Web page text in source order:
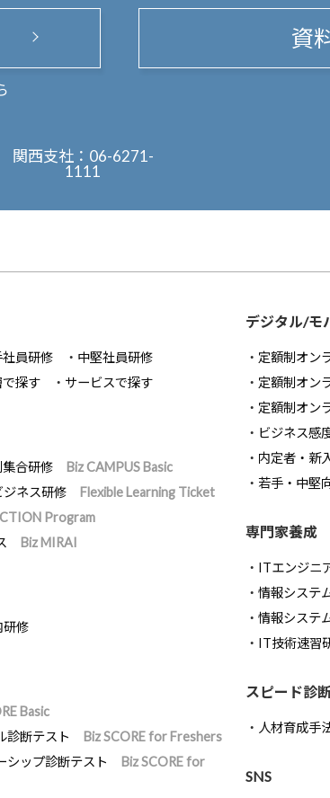
資
関西支社： 06-6271-
1111
員研修
中堅社員研修
で探す サービスで探す
集合研修
Biz CAMPUS Basic
ジネス研修
Flexible Learning Ticket
Program
Biz MIRAI
研修
Basic
診断テスト
Biz SCORE for Freshers
シップ診断テスト
Biz SCORE for
デジタル/モ
定額制オン
定額制オン
定額制オン
ビジネス感
内定者・新
若手・中堅
専門家養成
ITエンジニ
情報システ
情報システ
IT技術速習
スピード診
人材育成手
SNS